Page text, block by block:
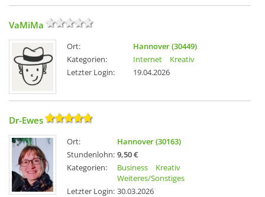
VaMiMa
Ort:
Hannover (30449)
Kategorien:
Internet
Kreativ
Letzter Login:
19.04.2026
Dr-Ewes
Ort:
Hannover (30163)
Stundenlohn: 9,50 €
Kategorien:
Business
Kreativ
Weiteres/Sonstiges
Letzter Login: 30.03.2026